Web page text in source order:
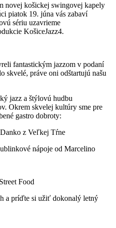
novej košickej swingovej kapely
piatok 19. júna vás zabaví
sériu uzavrieme
KošiceJazz4.
fantastickým jazzom v podaní
skvelé, práve oni odštartujú našu
jazz a štýlovú hudbu
Okrem skvelej kultúry sme pre
gastro dobroty:
z Veľkej Tŕne
nápoje od Marcelino
Food
a príďte si užiť dokonalý letný